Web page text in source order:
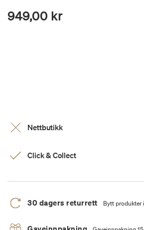
949,00 kr
Nettbutikk
Click & Collect
30 dagers returrett Bytt produkter